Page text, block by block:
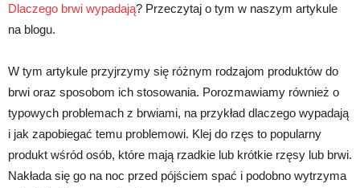
Dlaczego brwi wypadają? Przeczytaj o tym w naszym artykule
na blogu.
W tym artykule przyjrzymy się różnym rodzajom produktów do
brwi oraz sposobom ich stosowania. Porozmawiamy również o
typowych problemach z brwiami, na przykład dlaczego wypadają
i jak zapobiegać temu problemowi. Klej do rzęs to popularny
produkt wśród osób, które mają rzadkie lub krótkie rzęsy lub brwi.
Nakłada się go na noc przed pójściem spać i podobno wytrzyma